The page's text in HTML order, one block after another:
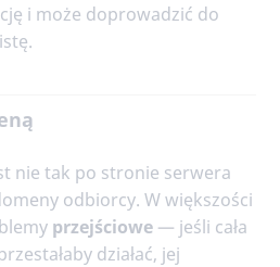
i może doprowadzić do
nie tak po stronie serwera
odbiorcy. W większości
przejściowe — jeśli cała
działać, jej